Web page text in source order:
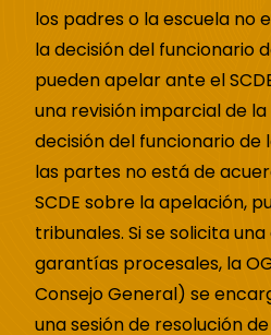
los padres o la escuela no
la decisión del funcionario
pueden apelar ante el
una revisión imparcial de
decisión del funcionario de
las partes no está de
SCDE sobre la apelación,
tribunales. Si se solicita
garantías procesales, la
Consejo General) se
una sesión de resolución